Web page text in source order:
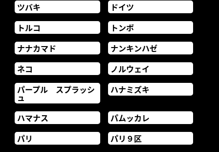
ツバキ
ドイツ
トルコ
トンボ
ナナカマド
ナンキンハゼ
ネコ
ノルウェイ
パープル スプラッシ
ュ
ハナミズキ
ハマナス
パムッカレ
パリ
パリ９区